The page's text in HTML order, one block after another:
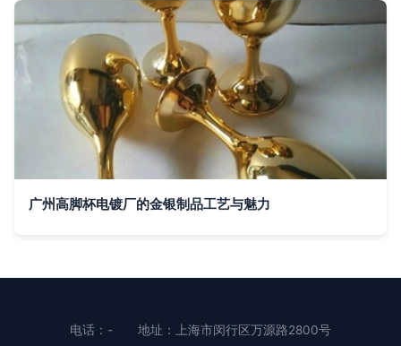
广州高脚杯电镀厂的金银制品工艺与魅力
电话：- 地址：上海市闵行区万源路2800号